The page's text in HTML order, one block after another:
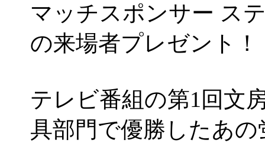
マッチスポンサー ス
の来場者プレゼント！
テレビ番組の第1回文
具部門で優勝したあ